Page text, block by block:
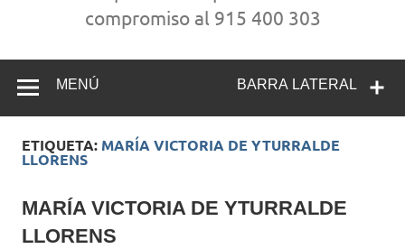
compromiso al 915 400 303
BARRA LATERAL
MENÚ
ETIQUETA: MARÍA VICTORIA DE YTURRALDE
LLORENS
MARÍA VICTORIA DE YTURRALDE
LLORENS